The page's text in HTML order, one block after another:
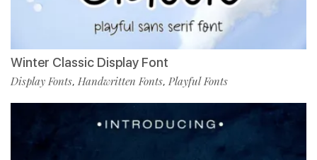
Winter Classic Display Font
Display Fonts, Handwritten Fonts, Playful Fonts